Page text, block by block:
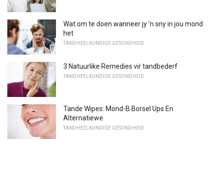
Wat om te doen wanneer jy 'n sny in jou mond
het
TANDHEELKUNDIGE GESONDHEID
3 Natuurlike Remedies vir tandbederf
TANDHEELKUNDIGE GESONDHEID
Tande Wipes: Mond-B Borsel Ups En
Alternatiewe
TANDHEELKUNDIGE GESONDHEID